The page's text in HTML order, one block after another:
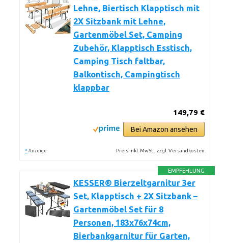
Lehne, Biertisch Klapptisch mit
2X Sitzbank mit Lehne,
Gartenmöbel Set, Camping
Zubehör, Klapptisch Esstisch,
Camping Tisch faltbar,
Balkontisch, Campingtisch
klappbar
149,79 €
Bei Amazon ansehen
* Anzeige Preis inkl. MwSt., zzgl. Versandkosten
EMPFEHLUNG
KESSER® Bierzeltgarnitur 3er
Set, Klapptisch + 2X Sitzbank –
Gartenmöbel Set für 8
Personen, 183x76x74cm,
Bierbankgarnitur für Garten,